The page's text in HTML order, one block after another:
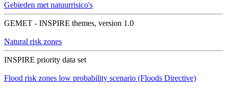
Gebieden met natuurrisico's
GEMET - INSPIRE themes, version 1.0
Natural risk zones
INSPIRE priority data set
Flood risk zones low probability scenario (Floods Directive)